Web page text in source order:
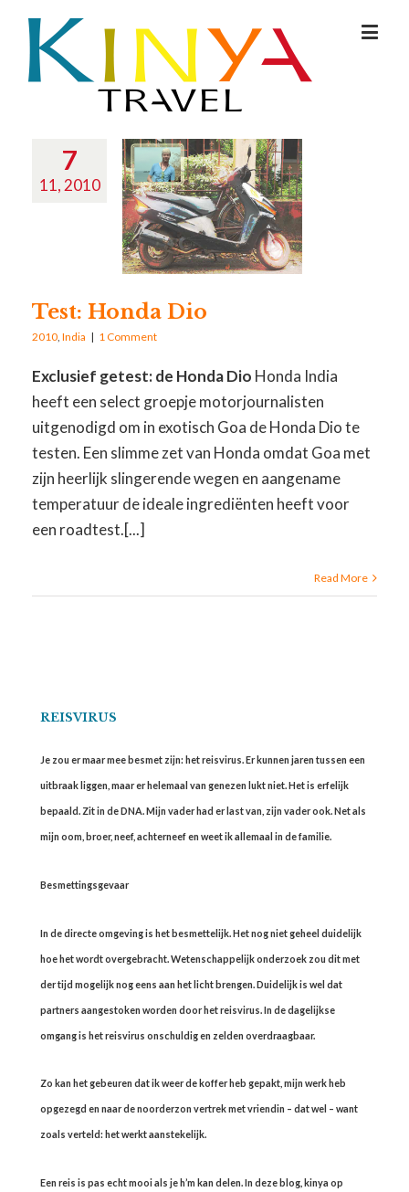
7
11, 2010
Test: Honda Dio
2010 ,India | 1 Comment
Exclusief getest: de Honda Dio Honda India
heeft een select groepje motorjournalisten
uitgenodigd om in exotisch Goa de Honda Dio te
testen. Een slimme zet van Honda omdat Goa met
zijn heerlijk slingerende wegen en aangename
temperatuur de ideale ingrediënten heeft voor
een roadtest.[...]
Read More
REISVIRUS
Je zou er maar mee besmet zijn: het reisvirus. Er kunnen jaren tussen een
uitbraak liggen, maar er helemaal van genezen lukt niet. Het is erfelijk
bepaald. Zit in de DNA. Mijn vader had er last van, zijn vader ook. Net als
mijn oom, broer, neef, achterneef en weet ik allemaal in de familie.
Besmettingsgevaar
In de directe omgeving is het besmettelijk. Het nog niet geheel duidelijk
hoe het wordt overgebracht. Wetenschappelijk onderzoek zou dit met
der tijd mogelijk nog eens aan het licht brengen. Duidelijk is wel dat
partners aangestoken worden door het reisvirus. In de dagelijkse
omgang is het reisvirus onschuldig en zelden overdraagbaar.
Zo kan het gebeuren dat ik weer de koffer heb gepakt, mijn werk heb
opgezegd en naar de noorderzon vertrek met vriendin – dat wel – want
zoals verteld: het werkt aanstekelijk.
Een reis is pas echt mooi als je h’m kan delen. In deze blog, kinya op